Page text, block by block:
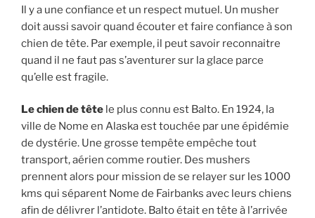
Il y a une confiance et un respect mutuel. Un musher
doit aussi savoir quand écouter et faire confiance à son
chien de tête. Par exemple, il peut savoir reconnaitre
quand il ne faut pas s’aventurer sur la glace parce
qu’elle est fragile.
Le chien de tête le plus connu est Balto. En 1924, la
ville de Nome en Alaska est touchée par une épidémie
de dystérie. Une grosse tempête empêche tout
transport, aérien comme routier. Des mushers
prennent alors pour mission de se relayer sur les 1000
kms qui séparent Nome de Fairbanks avec leurs chiens
afin de délivrer l’antidote. Balto était en tête à l’arrivée